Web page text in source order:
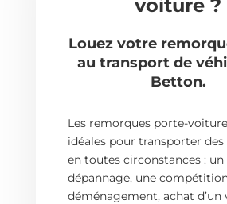
voiture ?
Louez votre
au transport de
Betton.
Les remorques porte-
idéales pour transporter des
en toutes circonstances : un
dépannage, une
déménagement, achat d’un